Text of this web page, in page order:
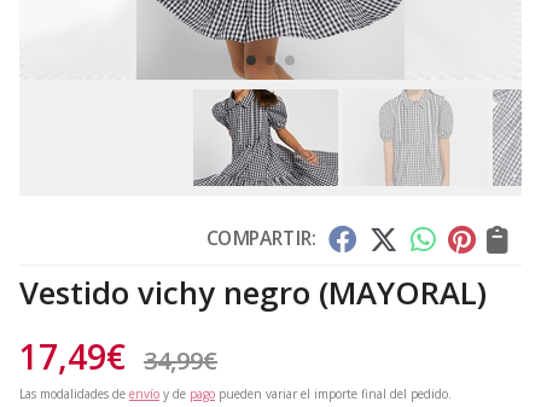
COMPARTIR:
Vestido vichy negro (MAYORAL)
17,49€ 34,99€
Las modalidades de envío y de pago pueden variar el importe final del pedido.